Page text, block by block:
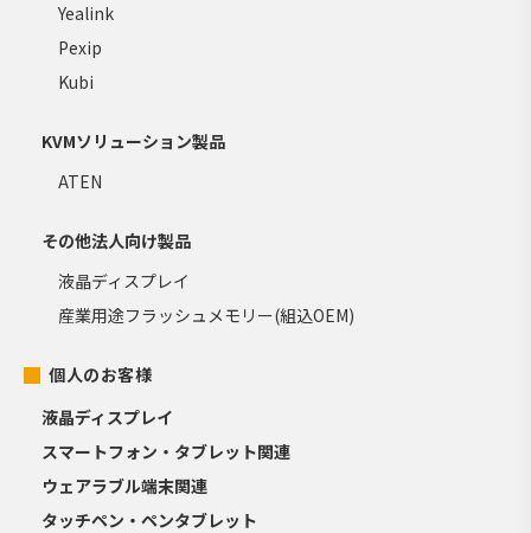
Yealink
Pexip
Kubi
KVMソリューション製品
ATEN
その他法人向け製品
液晶ディスプレイ
産業用途フラッシュメモリー(組込OEM)
個人のお客様
液晶ディスプレイ
スマートフォン・タブレット関連
ウェアラブル端末関連
タッチペン・ペンタブレット